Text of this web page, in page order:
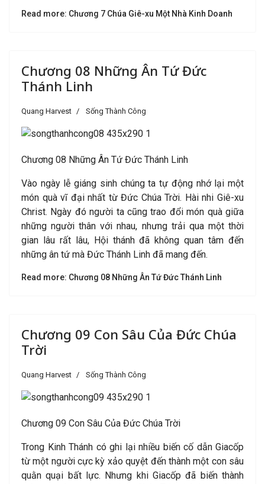
Read more: Chương 7 Chúa Giê-xu Một Nhà Kinh Doanh
Chương 08 Những Ân Tứ Đức
Thánh Linh
Quang Harvest Sống Thành Công
Chương 08 Những Ân Tứ Đức Thánh Linh
Vào ngày lễ giáng sinh chúng ta tự động nhớ lại một
món quà vĩ đại nhất từ Đức Chúa Trời. Hài nhi Giê-xu
Christ. Ngày đó người ta cũng trao đổi món quà giữa
những người thân với nhau, nhưng trải qua một thời
gian lâu rất lâu, Hội thánh đã không quan tâm đến
những ân tứ mà Đức Thánh Linh đã mang đến.
Read more: Chương 08 Những Ân Tứ Đức Thánh Linh
Chương 09 Con Sâu Của Đức Chúa
Trời
Quang Harvest Sống Thành Công
Chương 09 Con Sâu Của Đức Chúa Trời
Trong Kinh Thánh có ghi lại nhiều biến cố dẫn Giacốp
từ một người cực kỳ xảo quyệt đến thành một con sâu
quằn quại bất lực. Nhưng khi Giacốp đã biến thành